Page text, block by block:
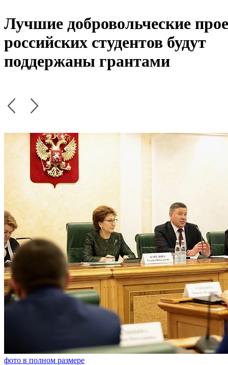
Лучшие добровольческие
российских студентов будут
поддержаны грантами
фото в полном размере